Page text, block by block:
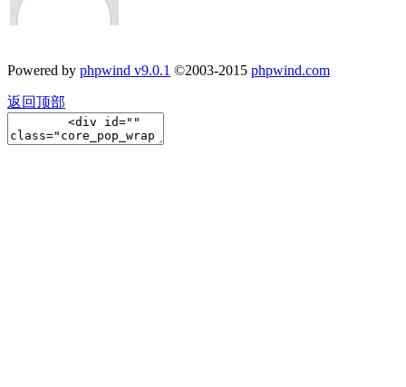
Powered by phpwind v9.0.1 ©2003-2015 phpwind.com
返回顶部